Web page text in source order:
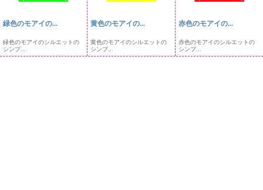
緑色のモアイの...
緑色のモアイのシルエットの
シンプ...
黄色のモアイの...
黄色のモアイのシルエットの
シンプ...
赤色のモアイの...
赤色のモアイのシルエットの
シンプ...